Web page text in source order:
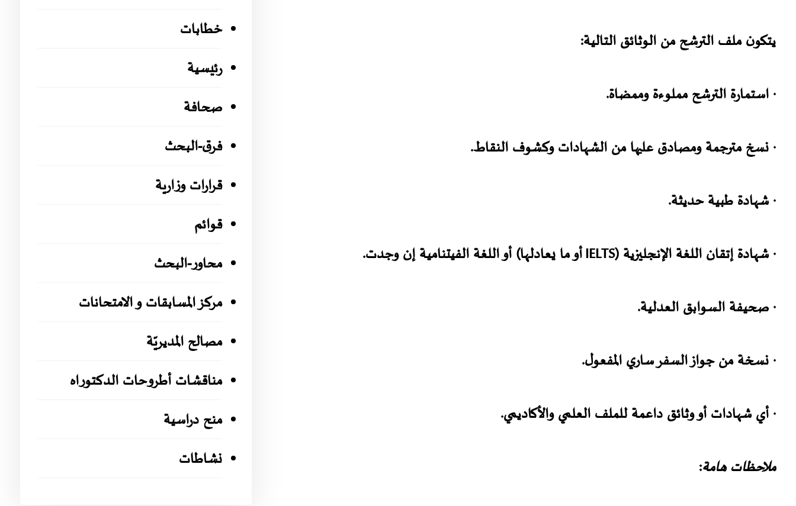
يتكون ملف الترشح من الوثائق التالية:
· استمارة الترشح مملوءة وممضاة.
· نسخ مترجمة ومصادق عليها من الشهادات وكشوف النقاط.
· شهادة طبية حديثة.
· شهادة إتقان اللغة الإنجليزية (IELTS أو ما يعادلها) أو اللغة الفيتنامية إن وجدت.
· صحيفة السوابق العدلية.
· نسخة من جواز السفر ساري المفعول.
· أي شهادات أو وثائق داعمة للملف العلمي والأكاديمي.
ملاحظات هامة:
خطابات
رئيسية
صحافة
فرق-البحث
قرارات وزارية
قوائم
محاور-البحث
مركز المسابقات و الامتحانات
مصالح المديريّة
مناقشات أطروحات الدكتوراه
منح دراسية
نشاطات